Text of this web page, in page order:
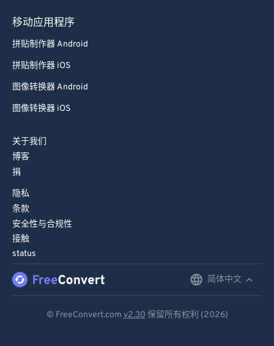
移动应用程序
拼贴制作器 Android
拼贴制作器 iOS
图像转换器 Android
图像转换器 iOS
关于我们
博客
捐
隐私
条款
安全性与合规性
接触
status
简体中文
© FreeConvert.com v2.30 保留所有权利 (2026)